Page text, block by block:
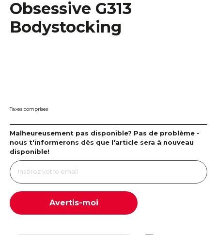
Obsessive G313
Bodystocking
Taxes comprises
Malheureusement pas disponible? Pas de problème -
nous t'informerons dès que l'article sera à nouveau
disponible!
Avertis-moi